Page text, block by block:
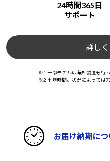
24時間365日
サポート
詳し
※1 一部モデルは海外製造も行っ
※2 平均時間。状況によっては
お届け納期につ